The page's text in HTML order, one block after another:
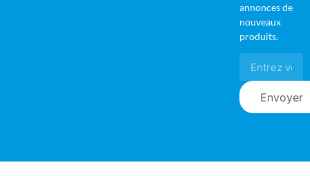
annonces de
nouveaux
produits.
Envoyer